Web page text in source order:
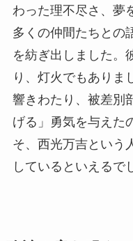
わった理不尽さ、夢
多くの仲間たちとの
を紡ぎ出しました。
り、灯火でもありま
響きわたり、被差別
げる」勇気を与えた
そ、西光万吉という
しているといえるで